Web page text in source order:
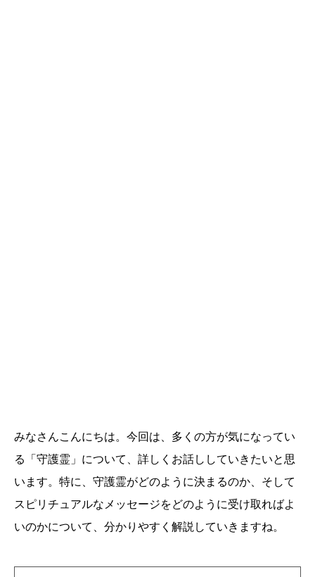
みなさんこんにちは。今回は、多くの方が気になってい
る「守護霊」について、詳しくお話ししていきたいと思
います。特に、守護霊がどのように決まるのか、そして
スピリチュアルなメッセージをどのように受け取ればよ
いのかについて、分かりやすく解説していきますね。